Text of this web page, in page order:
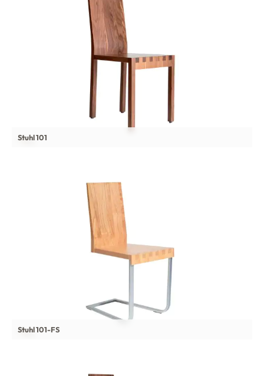
Stuhl 101
Stuhl 101-FS